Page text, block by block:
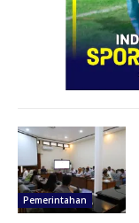
Pemerintahan